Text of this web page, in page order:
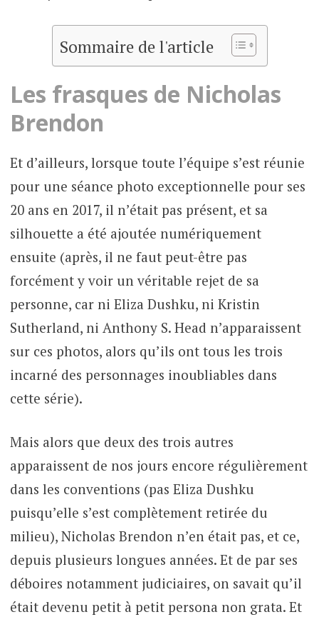
Sommaire de l'article
Les frasques de Nicholas
Brendon
Et d’ailleurs, lorsque toute l’équipe s’est réunie
pour une séance photo exceptionnelle pour ses
20 ans en 2017, il n’était pas présent, et sa
silhouette a été ajoutée numériquement
ensuite (après, il ne faut peut-être pas
forcément y voir un véritable rejet de sa
personne, car ni Eliza Dushku, ni Kristin
Sutherland, ni Anthony S. Head n’apparaissent
sur ces photos, alors qu’ils ont tous les trois
incarné des personnages inoubliables dans
cette série).
Mais alors que deux des trois autres
apparaissent de nos jours encore régulièrement
dans les conventions (pas Eliza Dushku
puisqu’elle s’est complètement retirée du
milieu), Nicholas Brendon n’en était pas, et ce,
depuis plusieurs longues années. Et de par ses
déboires notamment judiciaires, on savait qu’il
était devenu petit à petit persona non grata. Et